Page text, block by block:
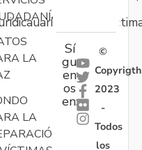
LA
LA
Sí
gu
en
os
en:
©
Copyrigth
2023
-
Todos
los